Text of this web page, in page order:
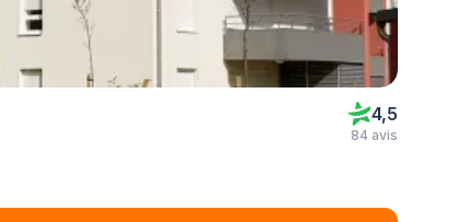
4,5
84 avis